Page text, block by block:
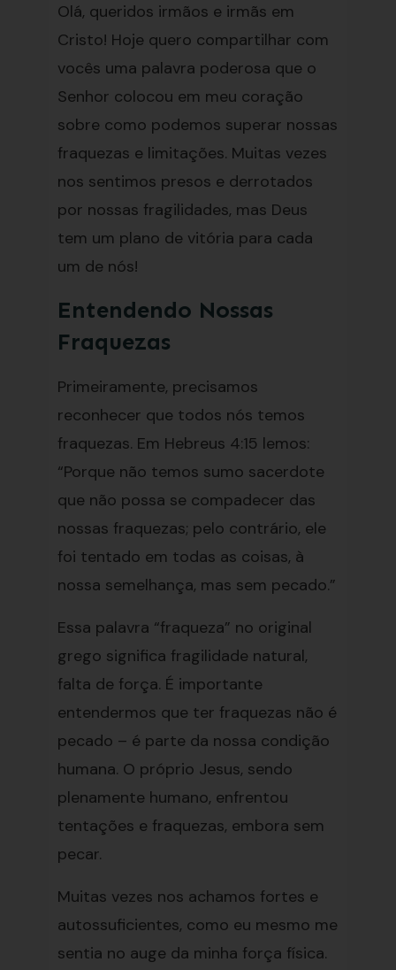
Olá, queridos irmãos e irmãs em
Cristo! Hoje quero compartilhar com
vocês uma palavra poderosa que o
Senhor colocou em meu coração
sobre como podemos superar nossas
fraquezas e limitações. Muitas vezes
nos sentimos presos e derrotados
por nossas fragilidades, mas Deus
tem um plano de vitória para cada
um de nós!
Entendendo Nossas
Fraquezas
Primeiramente, precisamos
reconhecer que todos nós temos
fraquezas. Em Hebreus 4:15 lemos:
“Porque não temos sumo sacerdote
que não possa se compadecer das
nossas fraquezas; pelo contrário, ele
foi tentado em todas as coisas, à
nossa semelhança, mas sem pecado.”
Essa palavra “fraqueza” no original
grego significa fragilidade natural,
falta de força. É importante
entendermos que ter fraquezas não é
pecado – é parte da nossa condição
humana. O próprio Jesus, sendo
plenamente humano, enfrentou
tentações e fraquezas, embora sem
pecar.
Muitas vezes nos achamos fortes e
autossuficientes, como eu mesmo me
sentia no auge da minha força física.